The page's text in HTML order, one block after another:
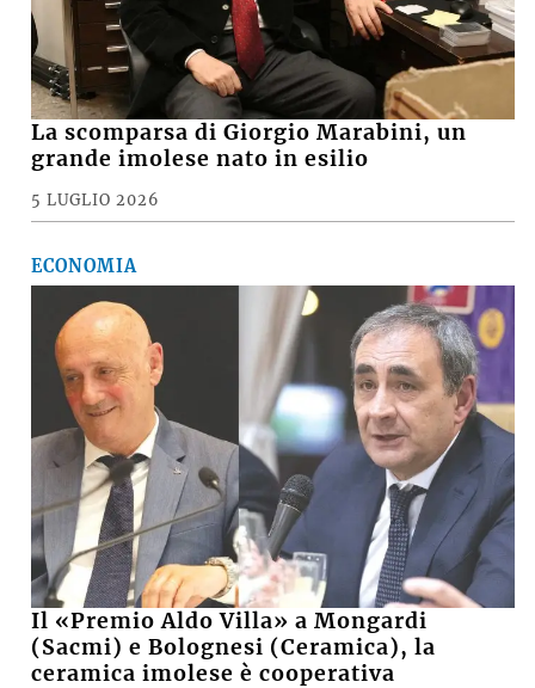
La scomparsa di Giorgio Marabini, un
grande imolese nato in esilio
5 LUGLIO 2026
ECONOMIA
Il «Premio Aldo Villa» a Mongardi
(Sacmi) e Bolognesi (Ceramica), la
ceramica imolese è cooperativa